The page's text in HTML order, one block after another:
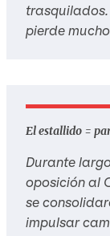
trasquilados.
pierde
El estallido =
Durante
oposición al
se
impulsar